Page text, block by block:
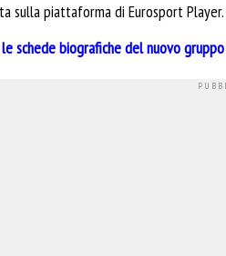
sulla piattaforma di Eurosport Player.
schede biografiche del nuovo